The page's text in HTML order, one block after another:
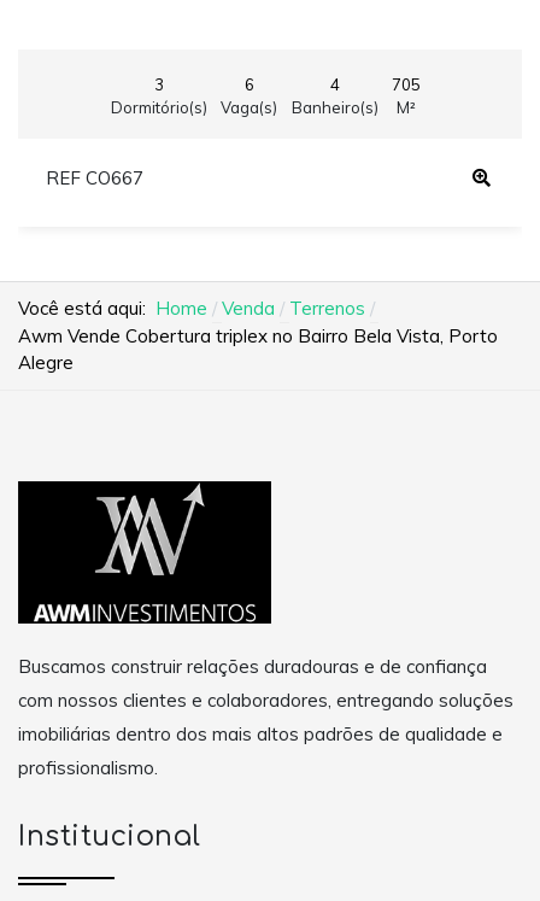
3
Dormitório(s)
6
Vaga(s)
4
Banheiro(s)
705
M²
REF CO667
Você está aqui: Home Venda
Terrenos
Awm Vende Cobertura triplex no Bairro Bela Vista, Porto
Alegre
Buscamos construir relações duradouras e de confiança
com nossos clientes e colaboradores, entregando soluções
imobiliárias dentro dos mais altos padrões de qualidade e
profissionalismo.
Institucional